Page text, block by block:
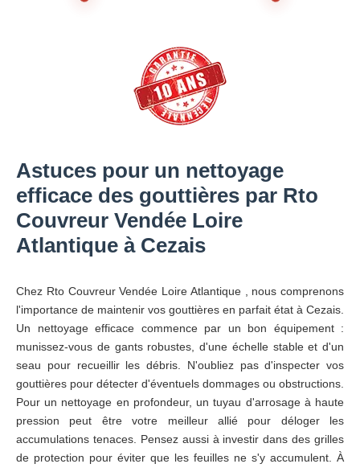
Astuces pour un nettoyage
efficace des gouttières par Rto
Couvreur Vendée Loire
Atlantique à Cezais
Chez Rto Couvreur Vendée Loire Atlantique , nous comprenons
l'importance de maintenir vos gouttières en parfait état à Cezais.
Un nettoyage efficace commence par un bon équipement :
munissez-vous de gants robustes, d'une échelle stable et d'un
seau pour recueillir les débris. N'oubliez pas d'inspecter vos
gouttières pour détecter d'éventuels dommages ou obstructions.
Pour un nettoyage en profondeur, un tuyau d'arrosage à haute
pression peut être votre meilleur allié pour déloger les
accumulations tenaces. Pensez aussi à investir dans des grilles
de protection pour éviter que les feuilles ne s'y accumulent. À